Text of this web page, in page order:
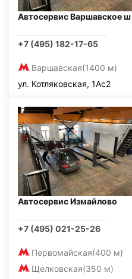
Автосервис Варшавское ш
+7 (495) 182-17-65
Варшавская(1400 м)
ул. Котляковская, 1Ас2
Автосервис Измайлово
+7 (495) 021-25-26
Первомайская(400 м)
Щелковская(350 м)